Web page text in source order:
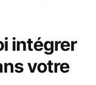
intégrer
votre